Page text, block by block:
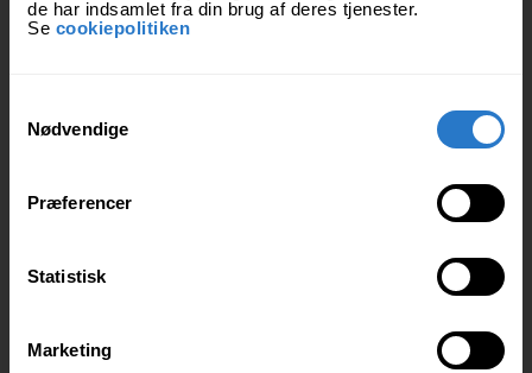
de har indsamlet fra din brug af deres tjenester.
Se cookiepolitiken
Nødvendige
Præferencer
Statistisk
Marketing